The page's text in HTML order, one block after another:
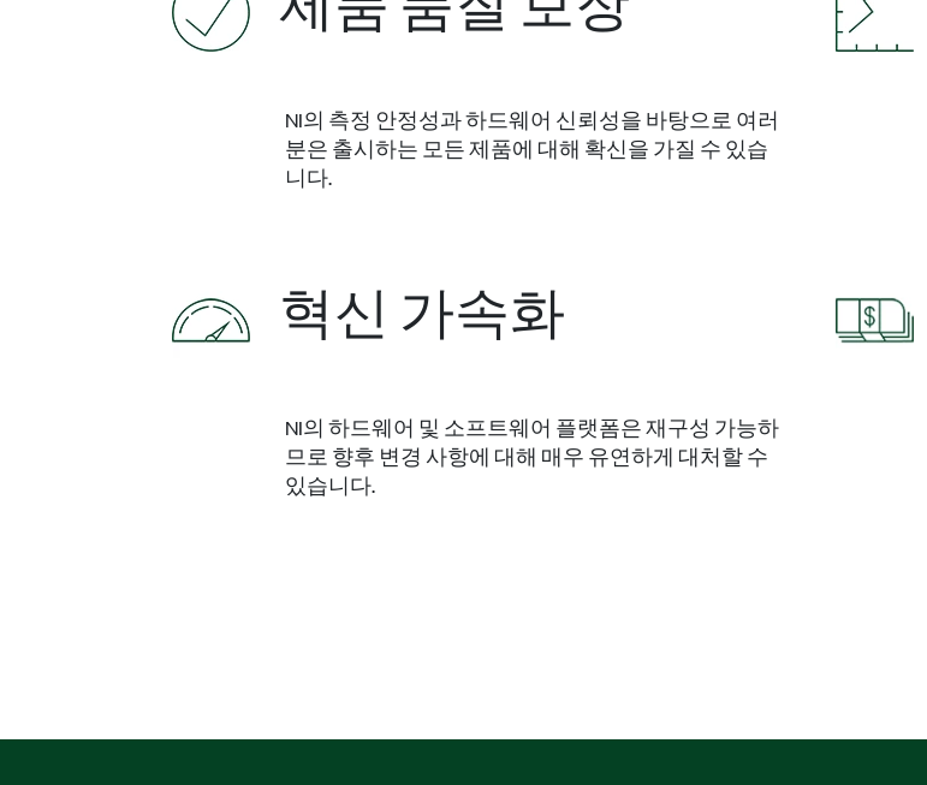
NI의 측정 안정성과 하드웨어 신뢰성을 바탕으로 여러
분은 출시하는 모든 제품에 대해 확신을 가질 수 있습
니다.
혁신 가속화
NI의 하드웨어 및 소프트웨어 플랫폼은 재구성 가능하
므로 향후 변경 사항에 대해 매우 유연하게 대처할 수
있습니다.